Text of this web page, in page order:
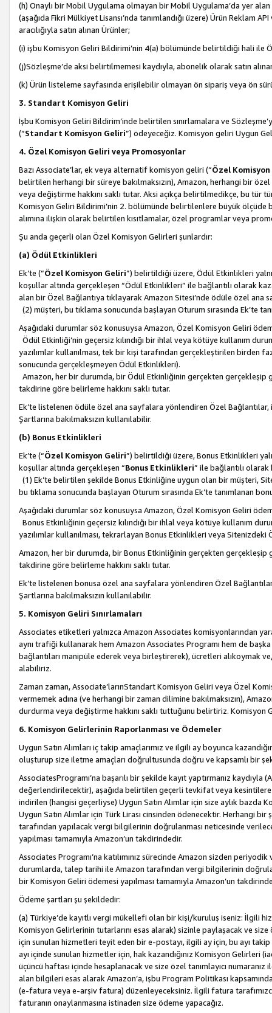
(h) Onaylı bir Mobil Uygulama olmayan bir Mobil Uygulama’da yer
(aşağıda Fikri Mülkiyet Lisansı’nda tanımlandığı üzere) Ürün Reklam
aracılığıyla satın alınan Ürünler;
(i) işbu Komisyon Geliri Bildirimi’nin 4(a) bölümünde belirtildiği hali ile
(j)Sözleşme’de aksi belirtilmemesi kaydıyla, abonelik olarak satın
(k) Ürün listeleme sayfasında erişilebilir olmayan ön sipariş veya ön
3. Standart Komisyon Geliri
İşbu Komisyon Geliri Bildirim’inde belirtilen sınırlamalara ve
(“Standart Komisyon Geliri”) ödeyeceğiz. Komisyon geliri Uygun
4. Özel Komisyon Geliri veya Promosyonlar
Bazı Associate’lar, ek veya alternatif komisyon geliri (“Özel
belirtilen herhangi bir süreye bakılmaksızın), Amazon, herhangi bir
veya değiştirme hakkını saklı tutar. Aksi açıkça belirtilmedikçe, bu tür
Komisyon Geliri Bildirimi’nin 2. bölümünde belirtilenlere büyük ölçüde
alımına ilişkin olarak belirtilen kısıtlamalar, özel programlar veya
Şu anda geçerli olan Özel Komisyon Gelirleri şunlardır:
(a) Ödül Etkinlikleri
Ek’te (“Özel Komisyon Geliri”) belirtildiği üzere, Ödül Etkinlikleri
koşullar altında gerçekleşen “Ödül Etkinlikleri” ile bağlantılı olarak
alan bir Özel Bağlantıya tıklayarak Amazon Sitesi’nde ödüle özel ana
(2) müşteri, bu tıklama sonucunda başlayan Oturum sırasında Ek’te
Aşağıdaki durumlar söz konusuysa Amazon, Özel Komisyon Geliri
Ödül Etkinliği’nin geçersiz kılındığı bir ihlal veya kötüye kullanım
yazılımlar kullanılması, tek bir kişi tarafından gerçekleştirilen
sonucunda gerçekleşmeyen Ödül Etkinlikleri).
Amazon, her bir durumda, bir Ödül Etkinliğinin gerçekten gerçekleşip
takdirine göre belirleme hakkını saklı tutar.
Ek’te listelenen ödüle özel ana sayfalara yönlendiren Özel
Şartlarına bakılmaksızın kullanılabilir.
(b) Bonus Etkinlikleri
Ek’te (“Özel Komisyon Geliri”) belirtildiği üzere, Bonus Etkinlikleri
koşullar altında gerçekleşen “Bonus Etkinlikleri” ile bağlantılı olarak
(1) Ek’te belirtilen şekilde Bonus Etkinliğine uygun olan bir müşteri,
bu tıklama sonucunda başlayan Oturum sırasında Ek’te tanımlanan
Aşağıdaki durumlar söz konusuysa Amazon, Özel Komisyon Geliri
Bonus Etkinliğinin geçersiz kılındığı bir ihlal veya kötüye kullanım
yazılımlar kullanılması, tekrarlayan Bonus Etkinlikleri veya
Amazon, her bir durumda, bir Bonus Etkinliğinin gerçekten gerçekleşip
takdirine göre belirleme hakkını saklı tutar.
Ek’te listelenen bonusa özel ana sayfalara yönlendiren Özel
Şartlarına bakılmaksızın kullanılabilir.
5. Komisyon Geliri Sınırlamaları
Associates etiketleri yalnızca Amazon Associates komisyonlarından
aynı trafiği kullanarak hem Amazon Associates Programı hem de
bağlantıları manipüle ederek veya birleştirerek), ücretleri alıkoymak
alabiliriz.
Zaman zaman, Associate’larınStandart Komisyon Geliri veya Özel
vermemek adına (ve herhangi bir zaman dilimine bakılmaksızın),
durdurma veya değiştirme hakkını saklı tuttuğunu belirtiriz. Komisyon
6. Komisyon Gelirlerinin Raporlanması ve Ödemeler
Uygun Satın Alımları iç takip amaçlarımız ve ilgili ay boyunca
oluşturup size iletme amaçları doğrultusunda doğru ve kapsamlı bir
AssociatesProgramı’na başarılı bir şekilde kayıt yaptırmanız
değerlendirilecektir), aşağıda belirtilen geçerli tevkifat veya
indirilen (hangisi geçerliyse) Uygun Satın Alımlar için size aylık
Uygun Satın Alımlar için Türk Lirası cinsinden ödenecektir. Herhangi
tarafından yapılacak vergi bilgilerinin doğrulanması neticesinde
yapılması tamamıyla Amazon’un takdirindedir.
Associates Programı’na katılımınız sürecinde Amazon sizden
durumlarda, talep tarihi ile Amazon tarafından vergi bilgilerinin
bir Komisyon Geliri ödemesi yapılması tamamıyla Amazon’un
Ödeme şartları şu şekildedir:
(a) Türkiye’de kayıtlı vergi mükellefi olan bir kişi/kuruluş iseniz: İlgili
Komisyon Gelirlerinin tutarlarını esas alarak) sizinle paylaşacak ve
için sunulan hizmetleri teyit eden bir e-postayı, ilgili ay için, bu ayı
ayı içinde sunulan hizmetler için, hak kazandığınız Komisyon Gelirleri
üçüncü haftası içinde hesaplanacak ve size özel tanımlayıcı
alan bilgileri esas alarak Amazon’a, işbu Program Politikası
(e-fatura veya e-arşiv fatura) düzenleyeceksiniz. İlgili fatura
faturanın onaylanmasına istinaden size ödeme yapacağız.